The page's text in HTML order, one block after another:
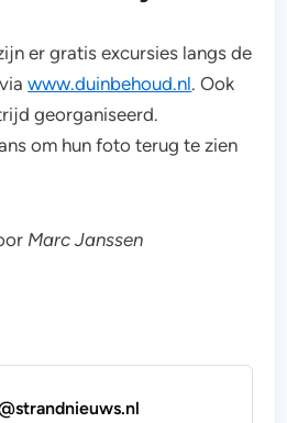
er gratis excursies langs de
www.duinbehoud.nl. Ook
georganiseerd.
om hun foto terug te zien
Marc Janssen